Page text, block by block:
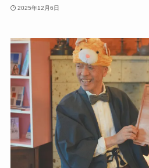
2025年12月6日